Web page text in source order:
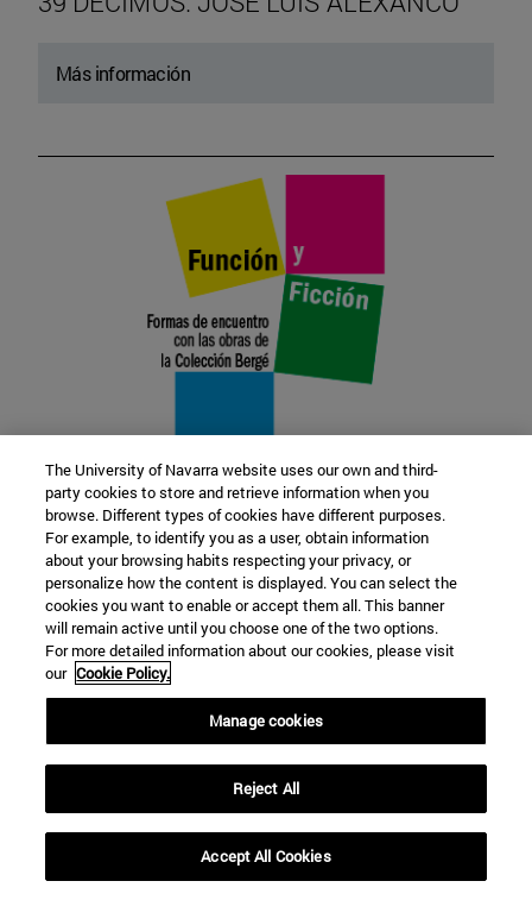
Más información
22 SEP
FUNCIÓN Y FICCIÓN. Varios artistas
Más información
The University of Navarra website uses our own and third-
party cookies to store and retrieve information when you
browse. Different types of cookies have different purposes.
For example, to identify you as a user, obtain information
about your browsing habits respecting your privacy, or
personalize how the content is displayed. You can select the
cookies you want to enable or accept them all. This banner
will remain active until you choose one of the two options.
For more detailed information about our cookies, please visit
our Cookie Policy.
Manage cookies
Reject All
Accept All Cookies